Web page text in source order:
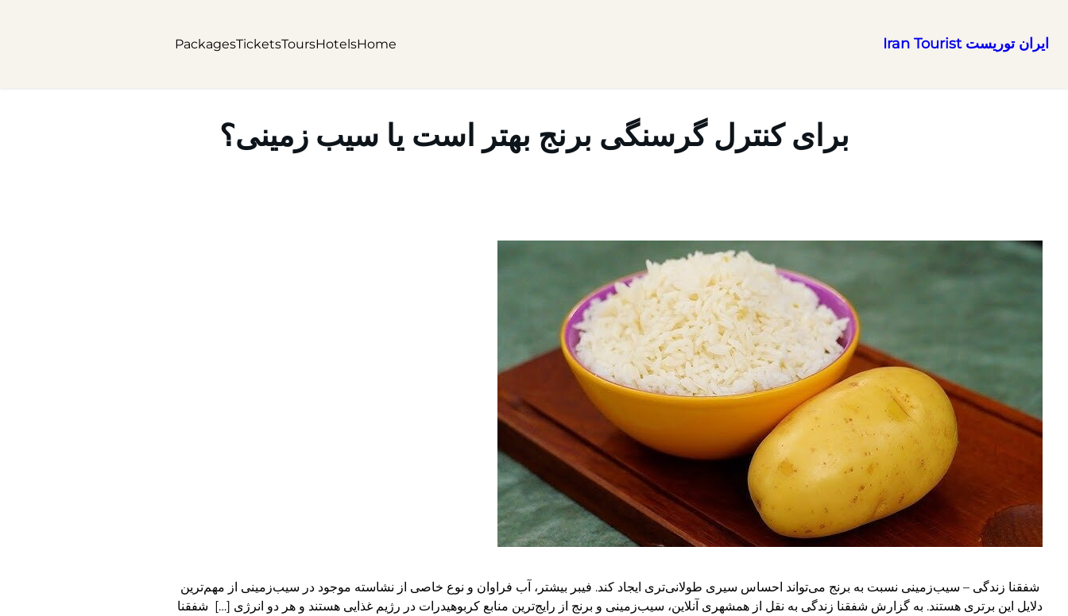
ایران توریست Iran Tourist Home
Hotels
Tours
Tickets
Packages
برای کنترل گرسنگی برنج بهتر است یا سیب زمینی؟
شفقنا زندگی – سیب‌زمینی نسبت به برنج می‌تواند احساس سیری طولانی‌تری ایجاد کند. فیبر بیشتر، آب فراوان و نوع خاصی از نشاسته موجود در سیب‌زمینی از مهم‌ترین
دلایل این برتری هستند. به گزارش شفقنا زندگی به نقل از همشهری آنلاین، سیب‌زمینی و برنج از رایج‌ترین منابع کربوهیدرات در رژیم غذایی هستند و هر دو انرژی […] شفقنا